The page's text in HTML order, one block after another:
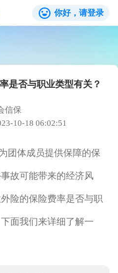
你好，请登录
是否与职业类型有关？
信保
10-18 06:02:51
团体成员提供保障的保
故可能带来的经济风
险的保险费率是否与职
面我们来详细了解一